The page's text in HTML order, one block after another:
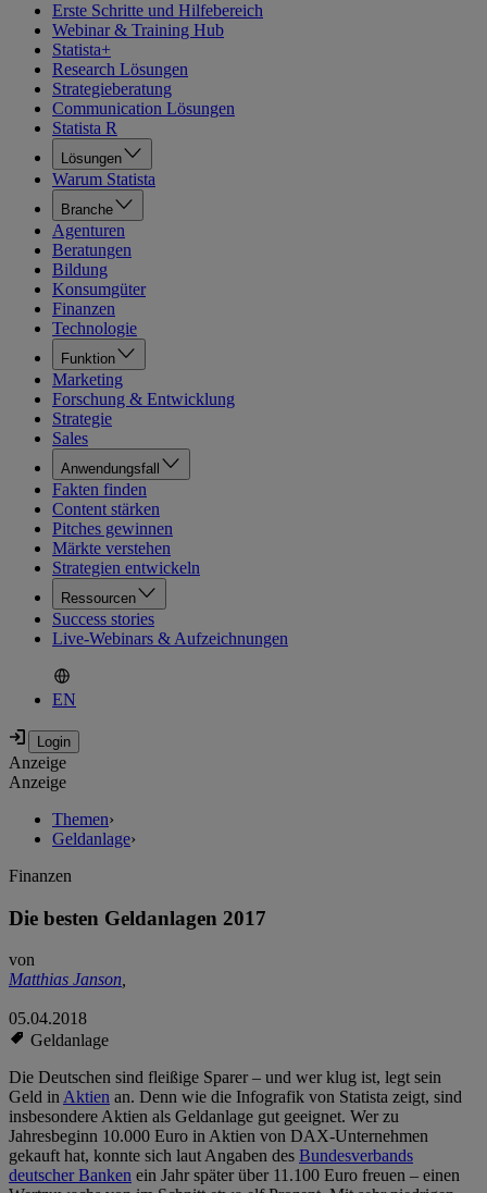
Erste Schritte und Hilfebereich
Webinar & Training Hub
Statista+
Research Lösungen
Strategieberatung
Communication Lösungen
Statista R
Lösungen
Warum Statista
Branche
Agenturen
Beratungen
Bildung
Konsumgüter
Finanzen
Technologie
Funktion
Marketing
Forschung & Entwicklung
Strategie
Sales
Anwendungsfall
Fakten finden
Content stärken
Pitches gewinnen
Märkte verstehen
Strategien entwickeln
Ressourcen
Success stories
Live-Webinars & Aufzeichnungen
EN
Anzeige
Anzeige
Themen›
Geldanlage›
Finanzen
Die besten Geldanlagen 2017
von
Matthias Janson,
05.04.2018
Geldanlage
Die Deutschen sind fleißige Sparer – und wer klug ist, legt sein
Geld inAktien an. Denn wie die Infografik von Statista zeigt, sind
insbesondere Aktien als Geldanlage gut geeignet. Wer zu
Jahresbeginn 10.000 Euro in Aktien von DAX-Unternehmen
gekauft hat, konnte sich laut Angaben des Bundesverbands
deutscher Banken ein Jahr später über 11.100 Euro freuen – einen